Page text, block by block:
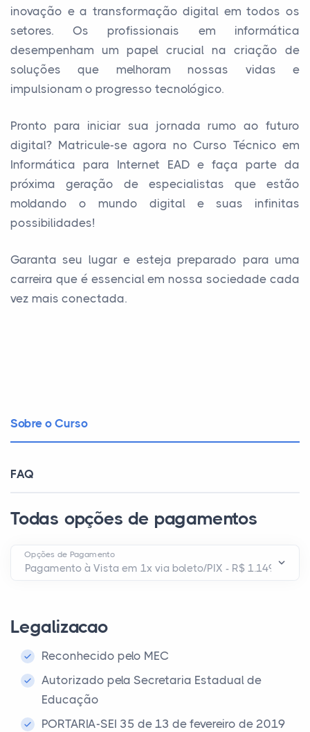
inovação e a transformação digital em todos os
setores. Os profissionais em informática
desempenham um papel crucial na criação de
soluções que melhoram nossas vidas e
impulsionam o progresso tecnológico.
Pronto para iniciar sua jornada rumo ao futuro
digital? Matricule-se agora no Curso Técnico em
Informática para Internet EAD e faça parte da
próxima geração de especialistas que estão
moldando o mundo digital e suas infinitas
possibilidades!
Garanta seu lugar e esteja preparado para uma
carreira que é essencial em nossa sociedade cada
vez mais conectada.
Sobre o Curso
FAQ
Todas opções de pagamentos
Opções de Pagamento
Legalizacao
Reconhecido pelo MEC
Autorizado pela Secretaria Estadual de
Educação
PORTARIA-SEI 35 de 13 de fevereiro de 2019